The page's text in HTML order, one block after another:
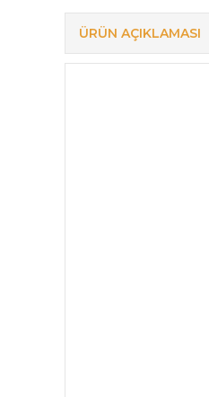
ÜRÜN AÇIKLAMASI